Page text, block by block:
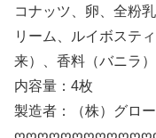
コナッツ、卵、全粉
リーム、ルイボステ
来）、香料（バニラ）
内容量：4枚
製造者：（株）グロ